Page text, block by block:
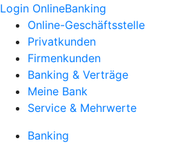
Login OnlineBanking
Online-Geschäftsstelle
Privatkunden
Firmenkunden
Banking & Verträge
Meine Bank
Service & Mehrwerte
Banking